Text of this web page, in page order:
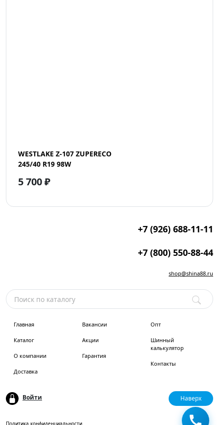
WESTLAKE Z-107 ZUPERECO
245/40 R19 98W
5 700 ₽
+7 (926) 688-11-11
+7 (800) 550-88-44
shop@shina88.ru
Главная
Каталог
О компании
Доставка
Вакансии
Акции
Гарантия
Опт
Шинный
калькулятор
Контакты
Войти Наверх
Политика конфиденциальности